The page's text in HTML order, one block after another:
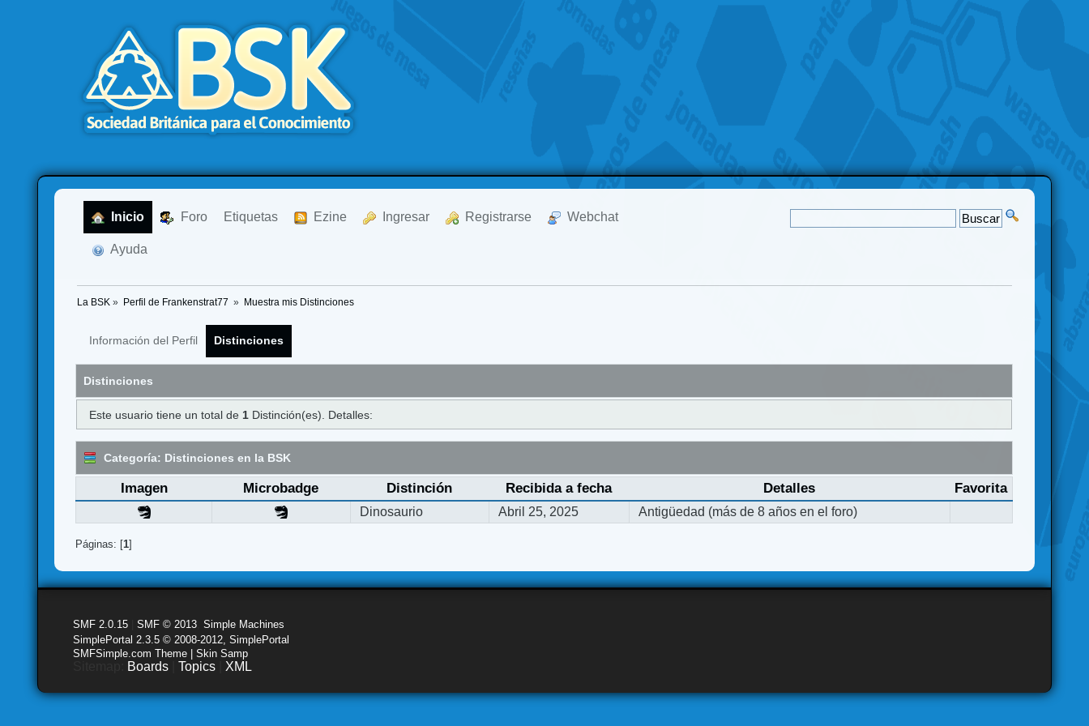
Inicio Foro Etiquetas Ezine Ingresar Registrarse Webchat
Ayuda
La BSK » Perfil de Frankenstrat77 » Muestra mis Distinciones
Información del Perfil Distinciones
Distinciones
Este usuario tiene un total de 1Distinción(es). Detalles:
Categoría: Distinciones en la BSK
Imagen Microbadge Distinción Recibida a fecha Detalles Favorita
Dinosaurio Abril 25, 2025 Antigüedad (más de 8 años en el foro)
Páginas: [1]
SMF 2.0.15 |SMF © 2013 ,Simple Machines
SimplePortal 2.3.5 © 2008-2012, SimplePortal
SMFSimple.com Theme | Skin Samp
Boards |Topics XML